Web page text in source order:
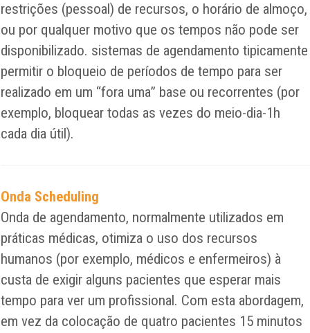
restrições (pessoal) de recursos, o horário de almoço,
ou por qualquer motivo que os tempos não pode ser
disponibilizado. sistemas de agendamento tipicamente
permitir o bloqueio de períodos de tempo para ser
realizado em um “fora uma” base ou recorrentes (por
exemplo, bloquear todas as vezes do meio-dia-1h
cada dia útil).
Onda Scheduling
Onda de agendamento, normalmente utilizados em
práticas médicas, otimiza o uso dos recursos
humanos (por exemplo, médicos e enfermeiros) à
custa de exigir alguns pacientes que esperar mais
tempo para ver um profissional. Com esta abordagem,
em vez da colocação de quatro pacientes 15 minutos